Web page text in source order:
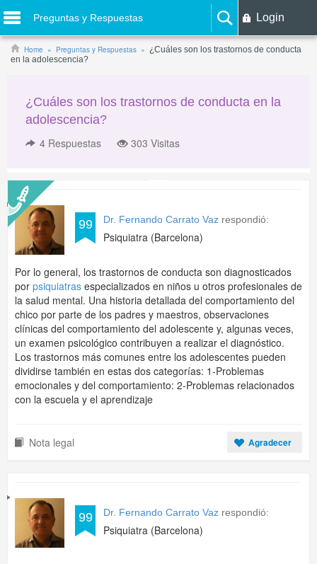
Preguntas y Respuestas Login
Home Preguntas y Respuestas
¿Cuáles son los trastornos de conducta
en la adolescencia?
¿Cuáles son los trastornos de conducta en la
adolescencia?
4 Respuestas 303 Visitas
99 Dr. Fernando Carrato Vaz respondió:
Psiquiatra (Barcelona)
Por lo general, los trastornos de conducta son diagnosticados
por psiquiatras especializados en niños u otros profesionales de
la salud mental. Una historia detallada del comportamiento del
chico por parte de los padres y maestros, observaciones
clínicas del comportamiento del adolescente y, algunas veces,
un examen psicológico contribuyen a realizar el diagnóstico.
Los trastornos más comunes entre los adolescentes pueden
dividirse también en estas dos categorías: 1-Problemas
emocionales y del comportamiento: 2-Problemas relacionados
con la escuela y el aprendizaje
Nota legal Agradecer
99 Dr. Fernando Carrato Vaz respondió:
Psiquiatra (Barcelona)